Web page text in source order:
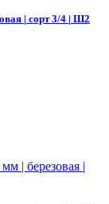
| сорт 3/4 | Ш2